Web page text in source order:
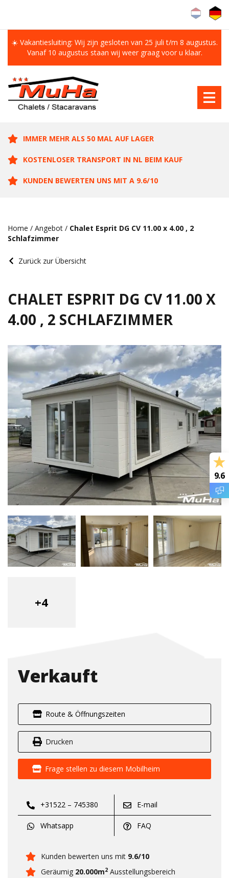
☀️ Vakantiesluiting: Wij zijn gesloten van 25 juli t/m 8 augustus.
Vanaf 10 augustus staan wij weer graag voor u klaar.
IMMER MEHR ALS 50 MAL AUF LAGER
KOSTENLOSER TRANSPORT IN NL BEIM KAUF
KUNDEN BEWERTEN UNS MIT A 9.6/10
Home / Angebot / Chalet Esprit DG CV 11.00 x 4.00 , 2
Schlafzimmer
Zurück zur Übersicht
CHALET ESPRIT DG CV 11.00 X
4.00 , 2 SCHLAFZIMMER
+4
Verkauft
Route & Öffnungszeiten
Drucken
Frage stellen zu diesem Mobilheim
+31522 – 745380 E-mail
Whatsapp FAQ
Kunden bewerten uns mit 9.6/10
Geräumig 20.000m2 Ausstellungsbereich
9.6